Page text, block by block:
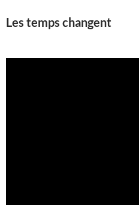
Les temps changent